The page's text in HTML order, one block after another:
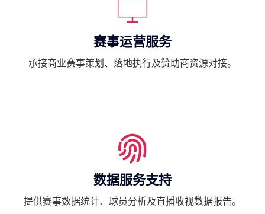
赛事运营服务
承接商业赛事策划、落地执行及赞助商资源对接。
数据服务支持
提供赛事数据统计、球员分析及直播收视数据报告。